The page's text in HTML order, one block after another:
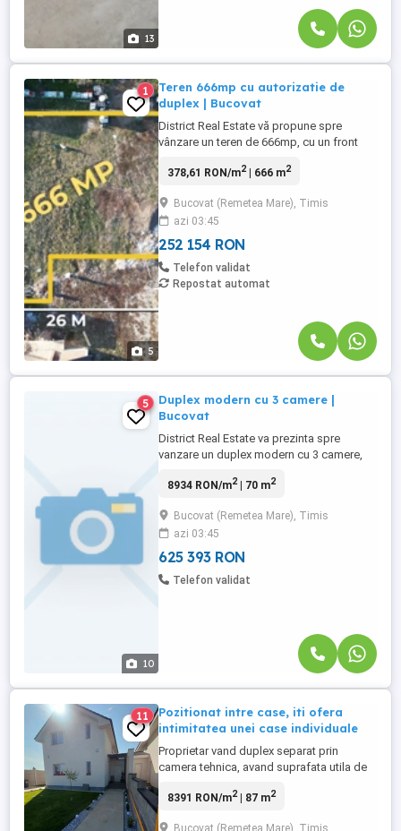
13
5
1
Teren 666mp cu autorizatie de
duplex | Bucovat
District Real Estate vă propune spre
vânzare un teren de 666mp, cu un front
apropiere de primarie si centrul acestuia.
apa forata, fosa septica, gaz, curent. Se
vinde impreuna cu proiect de duplex. -
P.O.T. 35% - Regim ...
378,61 RON/m2| 666 m2
Bucovat (Remetea Mare), Timis
azi 03:45
252 154 RON
Telefon validat
Repostat automat
10
5
Duplex modern cu 3 camere |
Bucovat
District Real Estate va prezinta spre
vanzare un duplex modern cu 3 camere,
magazine si alte puncte de interes.
utila de 70mp + terasa de 12mp și este
amplasat pe un teren de 263mp.
Compartimentarea proprietatii este ...
8934 RON/m2| 70 m2
Bucovat (Remetea Mare), Timis
azi 03:45
625 393 RON
Telefon validat
11
Pozitionat intre case, iti ofera
intimitatea unei case individuale
Proprietar vand duplex separat prin
camera tehnica, avand suprafata utila de
mp, situat in comuna Bucovat. Accesul
8391 RON/m2| 87 m2
Bucovat (Remetea Mare), Timis